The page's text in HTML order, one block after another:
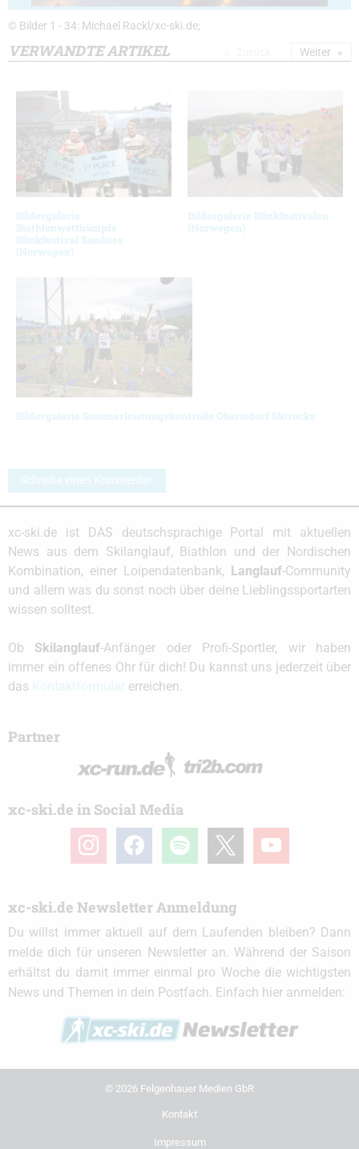
© Bilder 1 - 34: Michael Rackl/xc-ski.de;
VERWANDTE ARTIKEL
Bildergalerie
Biathlonwettkämpfe
Blinkfestival Sandnes
(Norwegen)
Bildergalerie Blinkfestivalen
(Norwegen)
Bildergalerie Sommerleistungskontrolle Oberstdorf Skirocks
Weiter
Schreibe einen Kommentar
xc-ski.de ist DAS deutschsprachige Portal mit aktuellen
News aus dem Skilanglauf, Biathlon und der Nordischen
Kombination, einer Loipendatenbank, Langlauf-Community
und allem was du sonst noch über deine Lieblingssportarten
wissen solltest.
Ob Skilanglauf-Anfänger oder Profi-Sportler, wir haben
immer ein offenes Ohr für dich! Du kannst uns jederzeit über
das
erreichen.
Partner
xc-ski.de in Social Media
instagramfacebook spotify youtube
xc-ski.de Newsletter Anmeldung
Du willst immer aktuell auf dem Laufenden bleiben? Dann
melde dich für unseren Newsletter an. Während der Saison
erhältst du damit immer einmal pro Woche die wichtigsten
News und Themen in dein Postfach. Einfach hier anmelden:
© 2026 Felgenhauer Medien GbR
Kontakt
Impressum